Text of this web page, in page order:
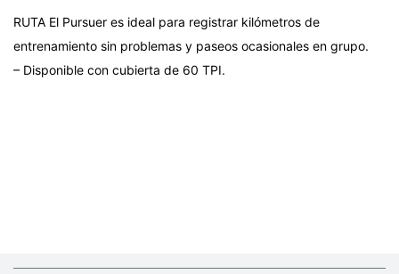
RUTA El Pursuer es ideal para registrar kilómetros de
entrenamiento sin problemas y paseos ocasionales en grupo.
– Disponible con cubierta de 60 TPI.